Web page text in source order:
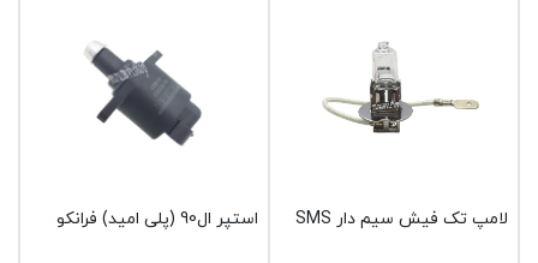
لامپ تک فیش سیم دار SMS استپر ال90 (پلی امید) فرانکو